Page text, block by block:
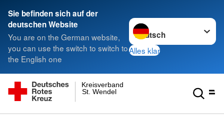
Sie befinden sich auf der
deutschen Website
You are on the German website,
you can use the switch to switch to
the English one
Sprache wechseln zu
Alles klar
St. Wendel
Kreisverband